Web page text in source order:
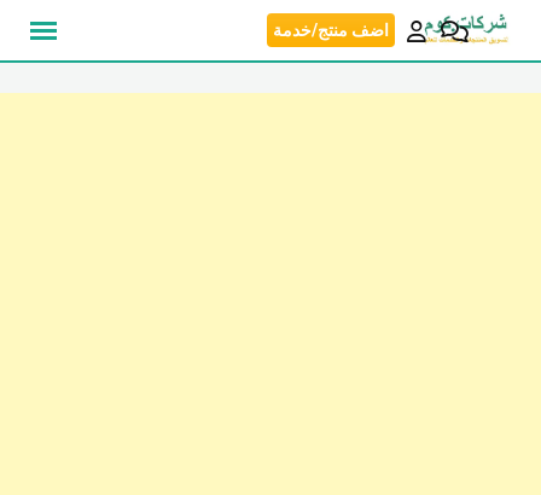
انتقل
اضف منتج/خدمة